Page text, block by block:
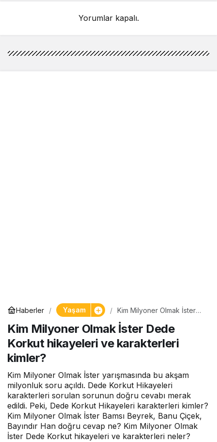
Yorumlar kapalı.
Haberler Yaşam
Kim Milyoner Olmak İster
karakterleri kimler?
Kim Milyoner Olmak İster Dede
Korkut hikayeleri ve karakterleri
kimler?
Kim Milyoner Olmak İster yarışmasında bu akşam
milyonluk soru açıldı. Dede Korkut Hikayeleri
karakterleri sorulan sorunun doğru cevabı merak
edildi. Peki, Dede Korkut Hikayeleri karakterleri kimler?
Kim Milyoner Olmak İster Bamsı Beyrek, Banu Çiçek,
Bayındır Han doğru cevap ne? Kim Milyoner Olmak
İster Dede Korkut hikayeleri ve karakterleri neler?